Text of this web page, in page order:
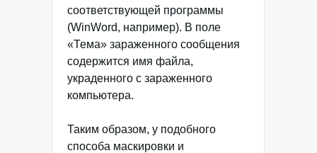
соответствующей программы
(WinWord, например). В поле
«Тема» зараженного сообщения
содержится имя файла,
украденного с зараженного
компьютера.
Таким образом, у подобного
способа маскировки и